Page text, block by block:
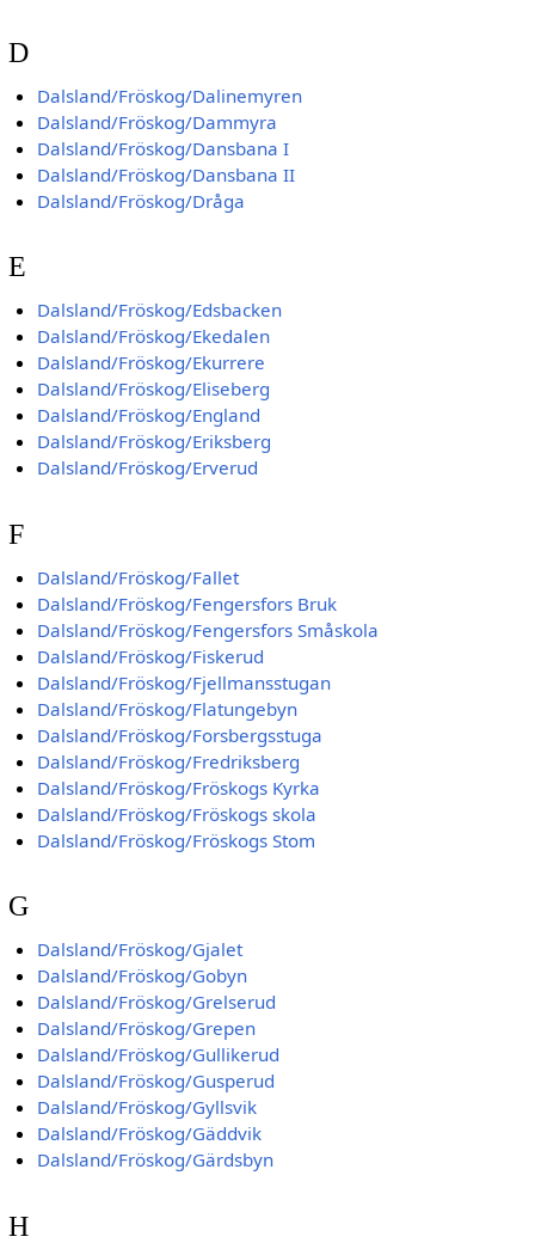
D
Dalsland/Fröskog/Dalinemyren
Dalsland/Fröskog/Dammyra
Dalsland/Fröskog/Dansbana I
Dalsland/Fröskog/Dansbana II
Dalsland/Fröskog/Dråga
E
Dalsland/Fröskog/Edsbacken
Dalsland/Fröskog/Ekedalen
Dalsland/Fröskog/Ekurrere
Dalsland/Fröskog/Eliseberg
Dalsland/Fröskog/England
Dalsland/Fröskog/Eriksberg
Dalsland/Fröskog/Erverud
F
Dalsland/Fröskog/Fallet
Dalsland/Fröskog/Fengersfors Bruk
Dalsland/Fröskog/Fengersfors Småskola
Dalsland/Fröskog/Fiskerud
Dalsland/Fröskog/Fjellmansstugan
Dalsland/Fröskog/Flatungebyn
Dalsland/Fröskog/Forsbergsstuga
Dalsland/Fröskog/Fredriksberg
Dalsland/Fröskog/Fröskogs Kyrka
Dalsland/Fröskog/Fröskogs skola
Dalsland/Fröskog/Fröskogs Stom
G
Dalsland/Fröskog/Gjalet
Dalsland/Fröskog/Gobyn
Dalsland/Fröskog/Grelserud
Dalsland/Fröskog/Grepen
Dalsland/Fröskog/Gullikerud
Dalsland/Fröskog/Gusperud
Dalsland/Fröskog/Gyllsvik
Dalsland/Fröskog/Gäddvik
Dalsland/Fröskog/Gärdsbyn
H